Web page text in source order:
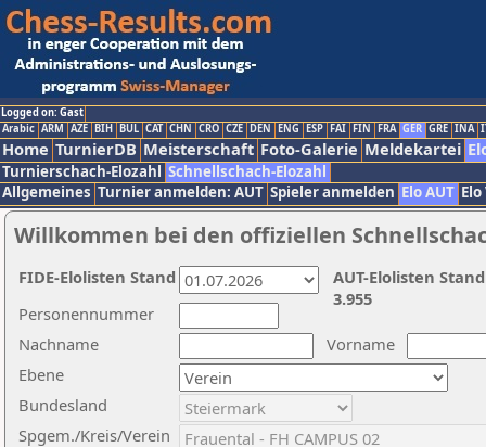
Logged on: Gast
Arabic ARM AZE BIH BUL CAT CHN CRO CZE DEN ENG ESP FAI FIN FRA GER GRE INA
Home TurnierDB Meisterschaft Foto-Galerie Meldekartei
Turnierschach-Elozahl Schnellschach-Elozahl
Allgemeines Turnier anmelden: AUT Spieler anmelden Elo AUT
Willkommen bei den offiziellen
Nachname
Vorname
Ebene
Personennummer
Bundesland
Spgem./Kreis/Verein
AUT-Elolisten
3.955
FIDE-Elolisten Stand